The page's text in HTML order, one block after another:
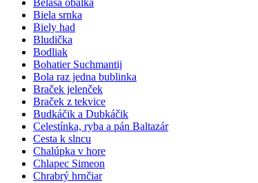
Biela srnka
Biely had
Bludička
Bodliak
Bohatier Suchmantij
Bola raz jedna bublinka
Braček jelenček
Braček z tekvice
Budkáčik a Dubkáčik
Celestínka, ryba a pán Baltazár
Cesta k slncu
Chalúpka v hore
Chlapec Simeon
Chrabrý hrnčiar